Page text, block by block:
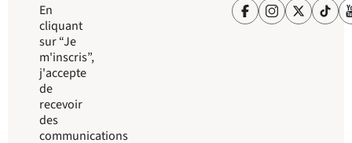
En
cliquant
sur “Je
m'inscris”,
j'accepte
de
recevoir
des
communications